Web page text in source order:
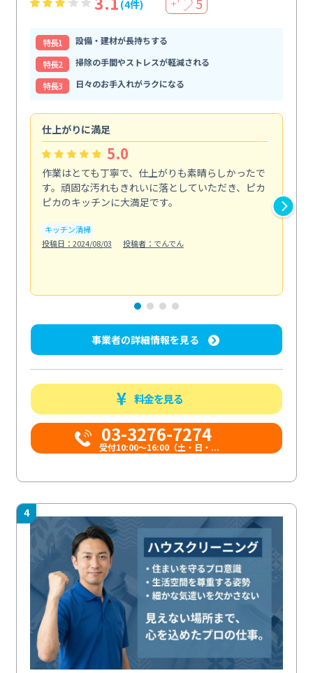
(4件) ＋ 5
特⻑1
設備・建材が長持ちする
特⻑2
掃除の手間やストレスが軽減される
特⻑3
日々のお手入れがラクになる
仕上がりに満足
5.0
作業はとても丁寧で、仕上がりも素晴らしかったで
す。頑固な汚れもきれいに落としていただき、ピカ
ピカのキッチンに大満足です。
キッチン清掃
投稿日：2024/08/03
投稿者：でんでん
事業者の詳細情報を見る
料金を見る
03-3276-7274
受付10:00〜16:00（土・日・...
4